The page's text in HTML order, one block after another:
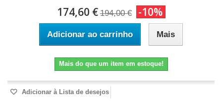
174,60 € 194,00 € -10%
Adicionar ao carrinho Mais
Mais do que um item em estoque!
Adicionar à Lista de desejos